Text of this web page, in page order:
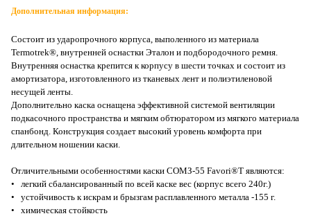
Дополнительная информация:
Состоит из ударопрочного корпуса, выполенного из материала
Termotrek®, внутренней оснастки Эталон и подбородочного ремня.
Внутренняя оснастка крепится к корпусу в шести точках и состоит из
амортизатора, изготовленного из тканевых лент и полиэтиленовой
несущей ленты.
Дополнительно каска оснащена эффективной системой вентиляции
подкасочного пространства и мягким обтюратором из мягкого материала
спанбонд. Конструкция создает высокий уровень комфорта при
длительном ношении каски.
Отличительными особенностями каски СОМЗ-55 Favori®T являются:
• легкий сбалансированный по всей каске вес (корпус всего 240г.)
• устойчивость к искрам и брызгам расплавленного металла -155 г.
• химическая стойкость